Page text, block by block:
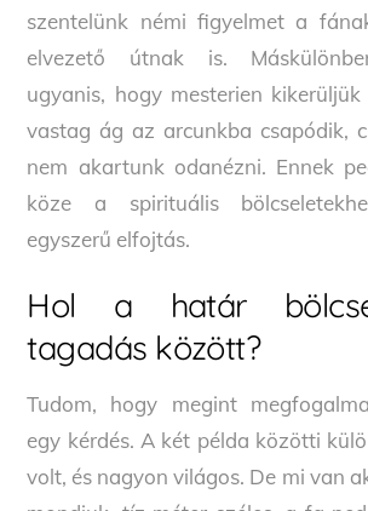
szentelünk némi figyelmet a
elvezető útnak is.
ugyanis, hogy mesterien
vastag ág az arcunkba csapódik,
nem akartunk odanézni. Ennek
köze a spirituális
egyszerű elfojtás.
Hol a határ
tagadás között?
Tudom, hogy megint
egy kérdés. A két példa közötti
volt, és nagyon világos. De mi van